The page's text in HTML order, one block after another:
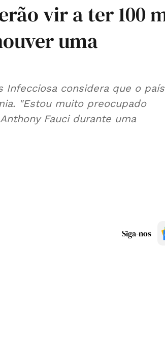
vir a ter 100
uma
Infecciosa considera que o país
"Estou muito preocupado
Fauci durante uma
Siga-nos